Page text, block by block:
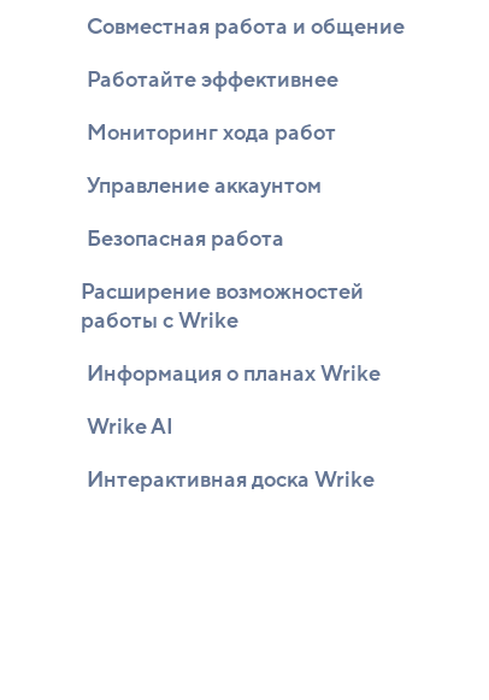
Совместная работа и общение
Работайте эффективнее
Мониторинг хода работ
Управление аккаунтом
Безопасная работа
Расширение возможностей
работы с Wrike
Информация о планах Wrike
Wrike AI
Интерактивная доска Wrike